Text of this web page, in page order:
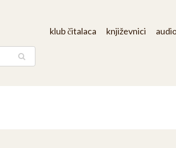
klub čitalaca književnici